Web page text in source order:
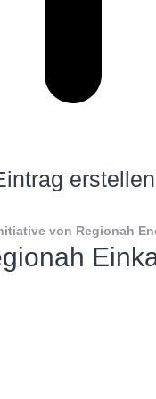
erstellen
von Regionah